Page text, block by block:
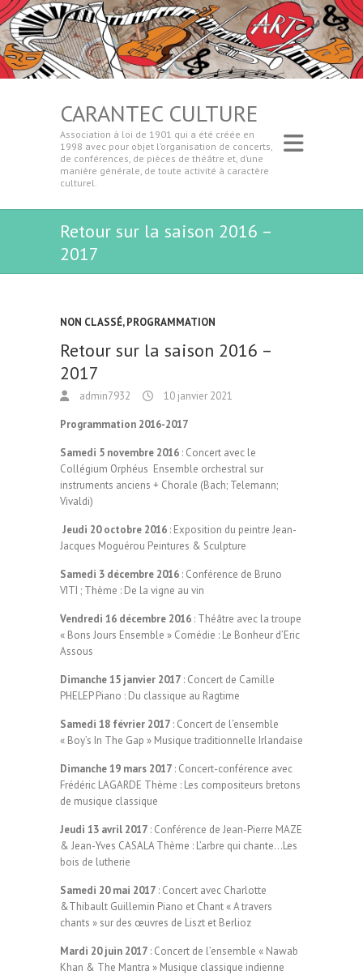
CARANTEC CULTURE
Association à loi de 1901 qui a été créée en
1998 avec pour objet l’organisation de concerts,
de conférences, de pièces de théâtre et, d’une
manière générale, de toute activité à caractère
culturel.
Retour sur la saison 2016 –
2017
NON CLASSÉ,PROGRAMMATION
Retour sur la saison 2016 –
2017
admin7932 10 janvier 2021
Programmation 2016-2017
Samedi 5 novembre 2016 : Concert avec le
Collégium Orphéus Ensemble orchestral sur
instruments anciens + Chorale (Bach; Telemann;
Vivaldi)
Jeudi 20 octobre 2016 : Exposition du peintre Jean-
Jacques Moguérou Peintures & Sculpture
Samedi 3 décembre 2016 : Conférence de Bruno
VITI ; Thème : De la vigne au vin
Vendredi 16 décembre 2016 : Théâtre avec la troupe
« Bons Jours Ensemble » Comédie : Le Bonheur d’Eric
Assous
Dimanche 15 janvier 2017 : Concert de Camille
PHELEP Piano : Du classique au Ragtime
Samedi 18 février 2017 : Concert de l’ensemble
« Boy’s In The Gap » Musique traditionnelle Irlandaise
Dimanche 19 mars 2017 : Concert-conférence avec
Frédéric LAGARDE Thème : Les compositeurs bretons
de musique classique
Jeudi 13 avril 2017 : Conférence de Jean-Pierre MAZE
& Jean-Yves CASALA Thème : L’arbre qui chante…Les
bois de lutherie
Samedi 20 mai 2017 : Concert avec Charlotte
&Thibault Guillemin Piano et Chant « A travers
chants » sur des œuvres de Liszt et Berlioz
Mardi 20 juin 2017 : Concert de l’ensemble « Nawab
Khan & The Mantra » Musique classique indienne